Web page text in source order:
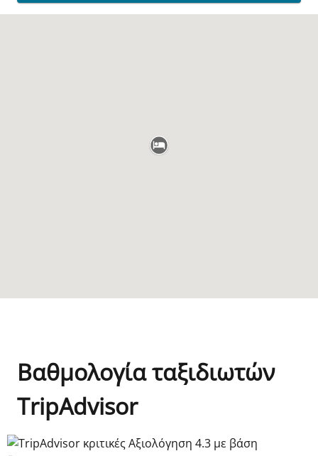
Βαθμολογία ταξιδιωτών
TripAdvisor
TripAdvisor κριτικές Αξιολόγηση 4.3 με βάση 5